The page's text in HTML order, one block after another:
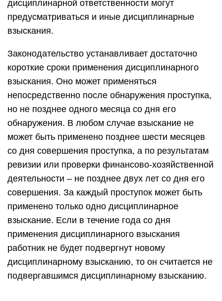
дисциплинарной ответственности могут
предусматриваться и иные дисциплинарные
взыскания.
Законодательство устанавливает достаточно
короткие сроки применения дисциплинарного
взыскания. Оно может применяться
непосредственно после обнаружения проступка,
но не позднее одного месяца со дня его
обнаружения. В любом случае взыскание не
может быть применено позднее шести месяцев
со дня совершения проступка, а по результатам
ревизии или проверки финансово-хозяйственной
деятельности – не позднее двух лет со дня его
совершения. За каждый проступок может быть
применено только одно дисциплинарное
взыскание. Если в течение года со дня
применения дисциплинарного взыскания
работник не будет подвергнут новому
дисциплинарному взысканию, то он считается не
подвергавшимся дисциплинарному взысканию.